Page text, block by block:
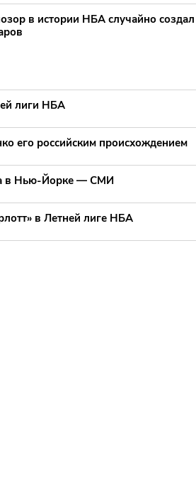
в истории НБА случайно создал
лиги НБА
его российским происхождением
в Нью-Йорке — СМИ
в Летней лиге НБА